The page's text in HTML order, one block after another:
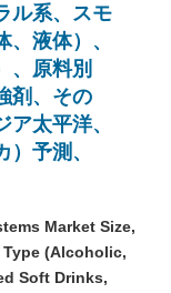
ル系、スモ
液体）、
、原料別
剤、その
太平洋、
予測、
Market Size,
Type (Alcoholic,
Soft Drinks,